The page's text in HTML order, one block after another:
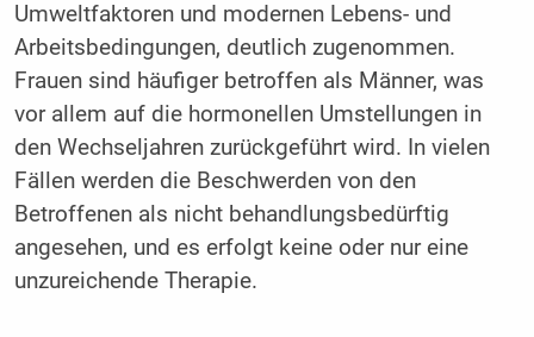
Umweltfaktoren und modernen Lebens- und
Arbeitsbedingungen, deutlich zugenommen.
Frauen sind häufiger betroffen als Männer, was
vor allem auf die hormonellen Umstellungen in
den Wechseljahren zurückgeführt wird. In vielen
Fällen werden die Beschwerden von den
Betroffenen als nicht behandlungsbedürftig
angesehen, und es erfolgt keine oder nur eine
unzureichende Therapie.